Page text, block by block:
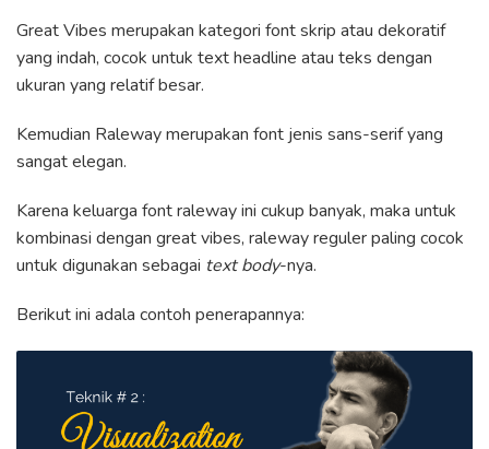
Great Vibes merupakan kategori font skrip atau dekoratif
yang indah, cocok untuk text headline atau teks dengan
ukuran yang relatif besar.
Kemudian Raleway merupakan font jenis sans-serif yang
sangat elegan.
Karena keluarga font raleway ini cukup banyak, maka untuk
kombinasi dengan great vibes, raleway reguler paling cocok
untuk digunakan sebagai text body-nya.
Berikut ini adala contoh penerapannya: